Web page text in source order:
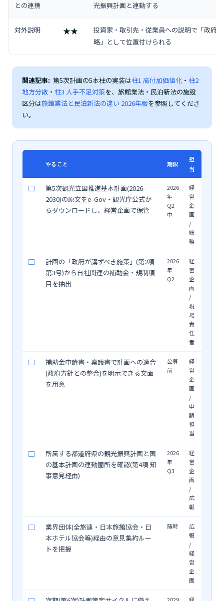
との連携
光振興計画と連動する
対外説明 ★★
投資家・取引先・従業員への説明で「政府
略」として位置付けられる
関連記事: 第5次計画の5本柱の実装は柱1 高付加価値化 ・ 柱2
地方分散 ・ 柱3 人手不足対策を、旅館業法・民泊新法の施設
区分は旅館業法と民泊新法の違い 2026年版を参照してくださ
い。
やること 期限
担
当
□
第5次観光立国推進基本計画(2026-
2030)の原文をe-Gov・観光庁公式か
らダウンロードし、経営企画で保管
2026
年
Q2
中
経
営
企
画
/
総
務
□
計画の「政府が講ずべき施策」(第2項
第3号)から自社関連の補助金・規制項
目を抽出
2026
年
Q2
経
営
企
画
/
現
場
責
任
者
□
補助金申請書・稟議書で計画への適合
(政府方針との整合)を明示できる文面
を用意
公募
前
経
営
企
画
/
申
請
担
当
□
所属する都道府県の観光振興計画と国
の基本計画の連動箇所を確認(第4項 知
事意見経由)
2026
年
Q3
経
営
企
画
/
広
報
□
業界団体(全旅連・日本旅館協会・日
本ホテル協会等)経由の意見集約ルー
トを把握
随時
広
報
/
経
営
企
画